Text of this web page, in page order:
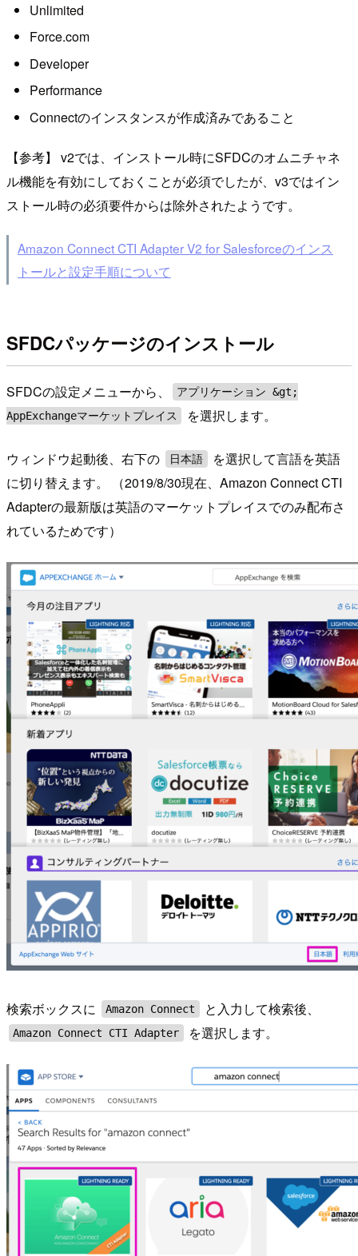
Unlimited
Force.com
Developer
Performance
Connectのインスタンスが作成済みであること
【参考】 v2では、インストール時にSFDCのオムニチャネ
ル機能を有効にしておくことが必須でしたが、v3ではイン
ストール時の必須要件からは除外されたようです。
Amazon Connect CTI Adapter V2 for Salesforceのインス
トールと設定手順について
SFDCパッケージのインストール
SFDCの設定メニューから、
アプリケーション &gt;
AppExchangeマーケットプレイス
を選択します。
ウィンドウ起動後、右下の 日本語
を選択して言語を英語
に切り替えます。 （2019/8/30現在、Amazon Connect CTI
Adapterの最新版は英語のマーケットプレイスでのみ配布さ
れているためです）
検索ボックスに Amazon Connect と入力して検索後、
Amazon Connect CTI Adapter を選択します。